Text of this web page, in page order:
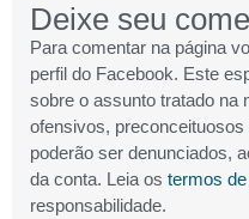
Deixe seu
Para comentar na página
perfil do Facebook. Este
sobre o assunto tratado na
ofensivos,
poderão ser denunciados,
da conta. Leia os termos
responsabilidade.